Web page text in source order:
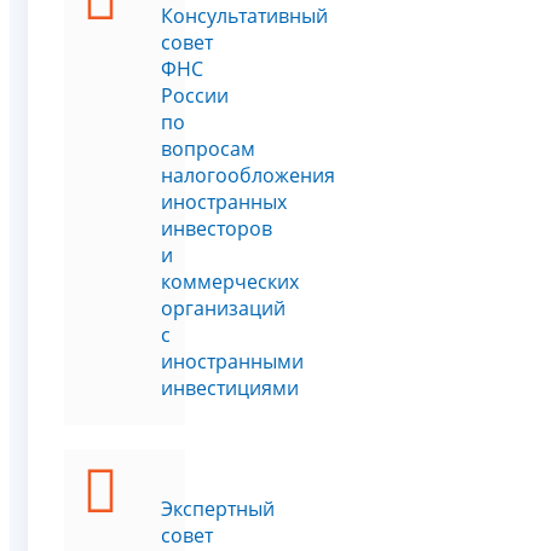
Консультативный
совет
ФНС
России
по
вопросам
налогообложения
иностранных
инвесторов
и
коммерческих
организаций
с
иностранными
инвестициями
Экспертный
совет